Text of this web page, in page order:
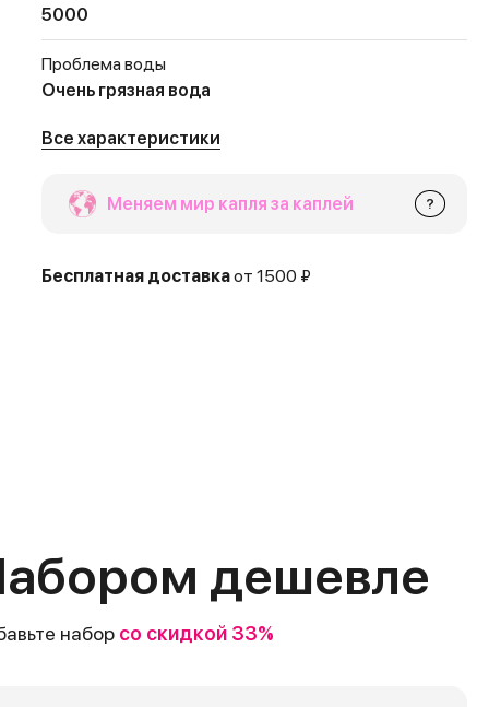
5000
Проблема воды
Очень грязная вода
Все характеристики
Меняем мир капля за каплей ?
Бесплатная доставкаот 1500 ₽
дешевле
набор со скидкой 33%